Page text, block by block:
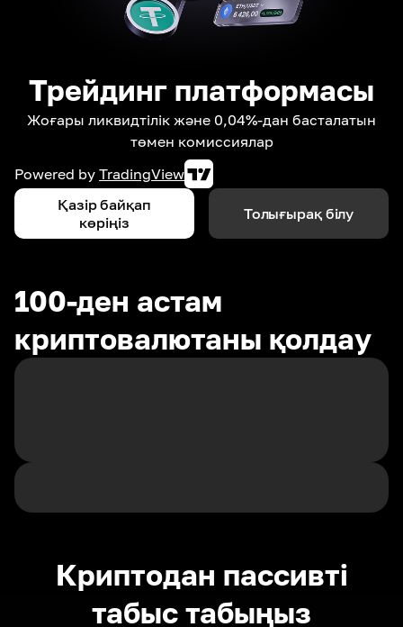
Трейдинг платформасы
Жоғары ликвидтілік және 0,04%-дан басталатын
төмен комиссиялар
Powered by TradingView
Қазір байқап
көріңіз
Толығырақ білу
100-ден астам
криптовалютаны қолдау
Криптодан пассивті
табыс табыңыз